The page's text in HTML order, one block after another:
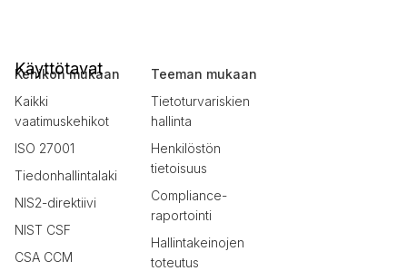
Käyttötavat
Kehikon mukaan
Kaikki
vaatimuskehikot
ISO 27001
Tiedonhallintalaki
NIS2-direktiivi
NIST CSF
CSA CCM
Teeman mukaan
Tietoturvariskien
hallinta
Henkilöstön
tietoisuus
Compliance-
raportointi
Hallintakeinojen
toteutus